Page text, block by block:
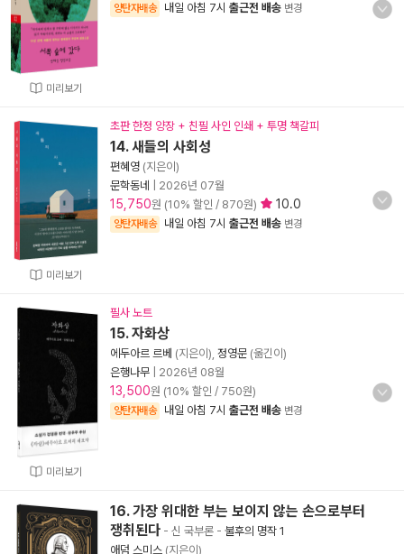
미리보기
양탄자배송 내일 아침 7시 출근전 배송 변경
미리보기
초판 한정 양장 + 친필 사인 인쇄 + 투명 책갈피
14. 새들의 사회성
편혜영 (지은이)
문학동네
2026년 07월
15,750원 (10% 할인 / 870원) 10.0
양탄자배송 내일 아침 7시 출근전 배송 변경
미리보기
필사 노트
15. 자화상
에두아르 르베 (지은이), 정영문 (옮긴이)
은행나무
2026년 08월
13,500원 (10% 할인 / 750원)
양탄자배송 내일 아침 7시 출근전 배송 변경
16. 가장 위대한 부는 보이지 않는 손으로부터
쟁취된다 - 신 국부론 - 불후의 명작 1
애덤 스미스 (지은이)